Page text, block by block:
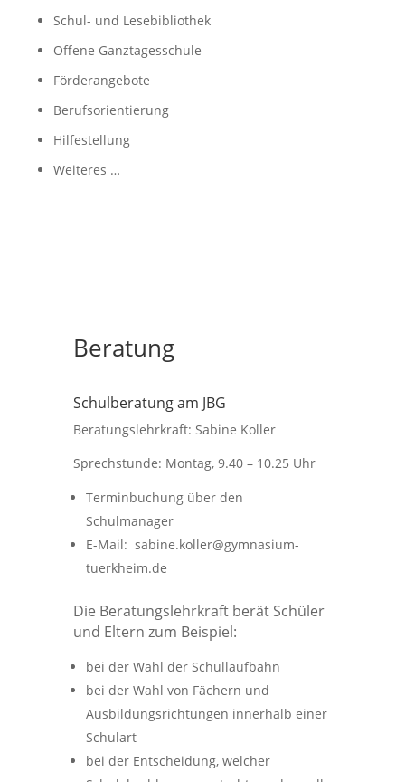
Schul- und Lesebibliothek
Offene Ganztagesschule
Förderangebote
Berufsorientierung
Hilfestellung
Weiteres …
Beratung
Schulberatung am JBG
Beratungslehrkraft: Sabine Koller
Sprechstunde: Montag, 9.40 – 10.25 Uhr
Terminbuchung über den
Schulmanager
E-Mail: sabine.koller@gymnasium-
tuerkheim.de
Die Beratungslehrkraft berät Schüler
und Eltern zum Beispiel:
bei der Wahl der Schullaufbahn
bei der Wahl von Fächern und
Ausbildungsrichtungen innerhalb einer
Schulart
bei der Entscheidung, welcher